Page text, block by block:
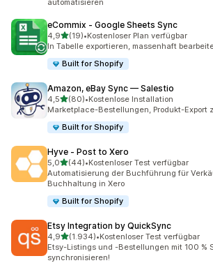
automatisieren
eCommix ‑ Google Sheets Sync
4,9von 5 Sternen
(19)
19 Rezensionen insgesamt
•Kostenloser Plan verfügbar
In Tabelle exportieren, massenhaft
Built for Shopify
Amazon, eBay Sync — Salestio
4,5von 5 Sternen
(80)
80 Rezensionen insgesamt
•Kostenlose Installation
Marketplace-Bestellungen, Produkt-Export
Built for Shopify
Hyve ‑ Post to Xero
5,0von 5 Sternen
(44)
44 Rezensionen insgesamt
•Kostenloser Test verfügbar
Automatisierung der Buchführung für
Buchhaltung in Xero
Built for Shopify
Etsy Integration by QuickSync
4,9von 5 Sternen
(1.934)
1934 Rezensionen insgesamt
•Kostenloser Test verfügbar
Etsy-Listings und -Bestellungen mit 100 %
synchronisieren!